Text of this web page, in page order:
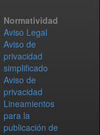
Normatividad
Aviso Legal
Aviso de
privacidad
simplificado
Aviso de
privacidad
Lineamientos
para la
publicación de